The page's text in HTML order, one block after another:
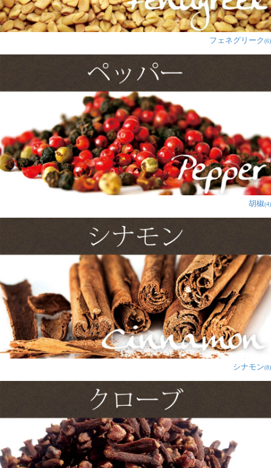
辛みは少しだけある感じでした。こちらで買った豆のイ
ンスタントカレーと共に頂きましたがとても美味しかっ
るー様
同シリーズのプレーンパパドがお気に入りでこちらも入
手してみました。が私にはガーリックが利き過ぎのよう
です。トマトやキュウリを刻んでのせたマサラパパドに
はいいかもしれません。
たかみ様
程よい塩味とガーリックフレーバーで、非常にビールが
進む1品です。
スプレーでオイルを軽く振ってトースターにて1分ほど
で完成。とても焦げやすいので注意が必要ですが、子ど
もも大好きでよくリクエストされます。
タンパク質豊富なおやつとなり、重宝します。
★★★★★ぽりぽり様
中に入っているガーリックの香りがすごく良いです。お
つまみに最高だと思います！
フェネグリーク(6)
胡椒(4)
シナモン(8)